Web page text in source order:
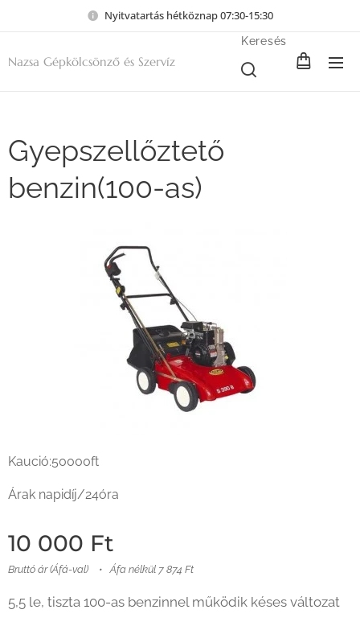
Nyitvatartás hétköznap 07:30-15:30
Nazsa Gépkölcsönző és Szervíz
Keresés
Gyepszellőztető
benzin(100-as)
Kaució:50000ft
Árak napidíj/24óra
10 000 Ft
Bruttó ár (Áfá-val) Áfa nélkül 7 874 Ft
5,5 le, tiszta 100-as benzinnel működik késes változat